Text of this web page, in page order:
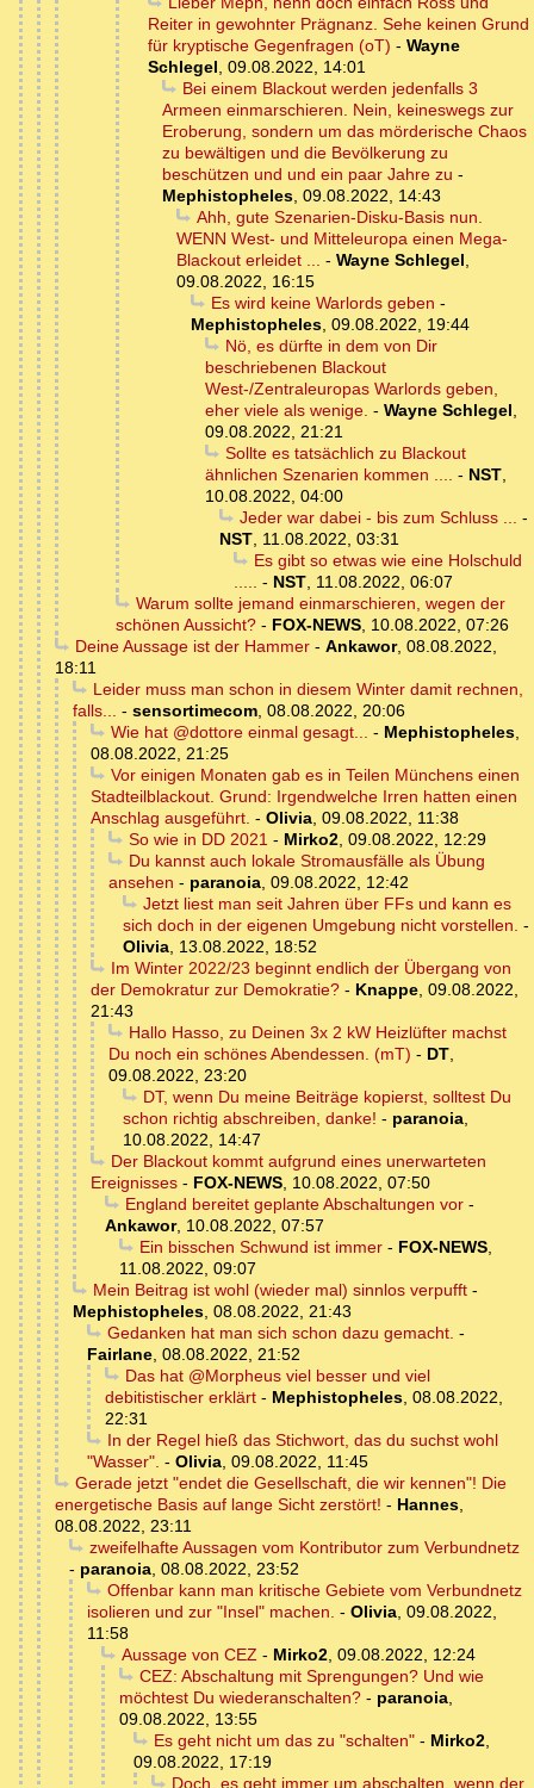
Reiter in gewohnter Prägnanz. Sehe keinen Grund
für kryptische Gegenfragen (oT) - Wayne
Schlegel, 09.08.2022, 14:01
Bei einem Blackout werden jedenfalls 3
Armeen einmarschieren. Nein, keineswegs zur
Eroberung, sondern um das mörderische Chaos
zu bewältigen und die Bevölkerung zu
beschützen und und ein paar Jahre zu -
Mephistopheles, 09.08.2022, 14:43
Ahh, gute Szenarien-Disku-Basis nun.
WENN West- und Mitteleuropa einen Mega-
Blackout erleidet ... - Wayne Schlegel,
09.08.2022, 16:15
Es wird keine Warlords geben -
Mephistopheles, 09.08.2022, 19:44
Nö, es dürfte in dem von Dir
beschriebenen Blackout
West-/Zentraleuropas Warlords geben,
eher viele als wenige. - Wayne Schlegel,
09.08.2022, 21:21
Sollte es tatsächlich zu Blackout
ähnlichen Szenarien kommen .... - NST,
10.08.2022, 04:00
Jeder war dabei - bis zum Schluss ... -
NST, 11.08.2022, 03:31
Es gibt so etwas wie eine Holschuld
..... - NST, 11.08.2022, 06:07
Warum sollte jemand einmarschieren, wegen der
schönen Aussicht? - FOX-NEWS, 10.08.2022, 07:26
Deine Aussage ist der Hammer- Ankawor, 08.08.2022,
18:11
Leider muss man schon in diesem Winter damit rechnen,
falls... - sensortimecom, 08.08.2022, 20:06
Wie hat @dottore einmal gesagt... - Mephistopheles,
08.08.2022, 21:25
Vor einigen Monaten gab es in Teilen Münchens einen
Stadteilblackout. Grund: Irgendwelche Irren hatten einen
Anschlag ausgeführt. - Olivia, 09.08.2022, 11:38
So wie in DD 2021- Mirko2, 09.08.2022, 12:29
Du kannst auch lokale Stromausfälle als Übung
ansehen - paranoia, 09.08.2022, 12:42
Jetzt liest man seit Jahren über FFs und kann es
sich doch in der eigenen Umgebung nicht vorstellen. -
Olivia, 13.08.2022, 18:52
Im Winter 2022/23 beginnt endlich der Übergang von
der Demokratur zur Demokratie? - Knappe, 09.08.2022,
21:43
Hallo Hasso, zu Deinen 3x 2 kW Heizlüfter machst
Du noch ein schönes Abendessen. (mT) - DT,
09.08.2022, 23:20
DT, wenn Du meine Beiträge kopierst, solltest Du
schon richtig abschreiben, danke! - paranoia,
10.08.2022, 14:47
Der Blackout kommt aufgrund eines unerwarteten
Ereignisses - FOX-NEWS, 10.08.2022, 07:50
England bereitet geplante Abschaltungen vor-
Ankawor, 10.08.2022, 07:57
Ein bisschen Schwund ist immer- FOX-NEWS,
11.08.2022, 09:07
Mein Beitrag ist wohl (wieder mal) sinnlos verpufft-
Mephistopheles, 08.08.2022, 21:43
Gedanken hat man sich schon dazu gemacht. -
Fairlane, 08.08.2022, 21:52
Das hat @Morpheus viel besser und viel
debitistischer erklärt - Mephistopheles, 08.08.2022,
22:31
In der Regel hieß das Stichwort, das du suchst wohl
"Wasser". - Olivia, 09.08.2022, 11:45
Gerade jetzt "endet die Gesellschaft, die wir kennen"! Die
energetische Basis auf lange Sicht zerstört! - Hannes,
08.08.2022, 23:11
zweifelhafte Aussagen vom Kontributor zum Verbundnetz
- paranoia, 08.08.2022, 23:52
Offenbar kann man kritische Gebiete vom Verbundnetz
isolieren und zur "Insel" machen. - Olivia, 09.08.2022,
11:58
Aussage von CEZ- Mirko2, 09.08.2022, 12:24
CEZ: Abschaltung mit Sprengungen? Und wie
möchtest Du wiederanschalten? - paranoia,
09.08.2022, 13:55
Es geht nicht um das zu "schalten"- Mirko2,
09.08.2022, 17:19
Doch, es geht immer um abschalten, wenn der